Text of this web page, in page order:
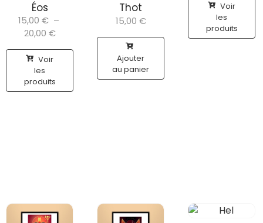
Éos
15,00 € –
20,00 €
Voir
les
produits
Thot
15,00 €
Ajouter
au panier
Voir
les
produits